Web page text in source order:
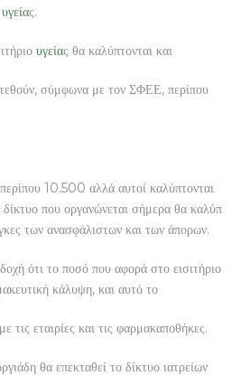
υγείας.
υγείας θα καλύπτονται και
σύμφωνα με τον ΣΦΕΕ, περίπου
περίπου 10.500 αλλά αυτοί καλύπτονται
που οργανώνεται σήμερα θα καλύπ
των ανασφάλιστων και των άπορων.
ότι το ποσό που αφορά στο εισιτήριο
κάλυψη, και αυτό το
τις εταιρίες και τις φαρμακαποθήκες.
θα επεκταθεί το δίκτυο ιατρείων